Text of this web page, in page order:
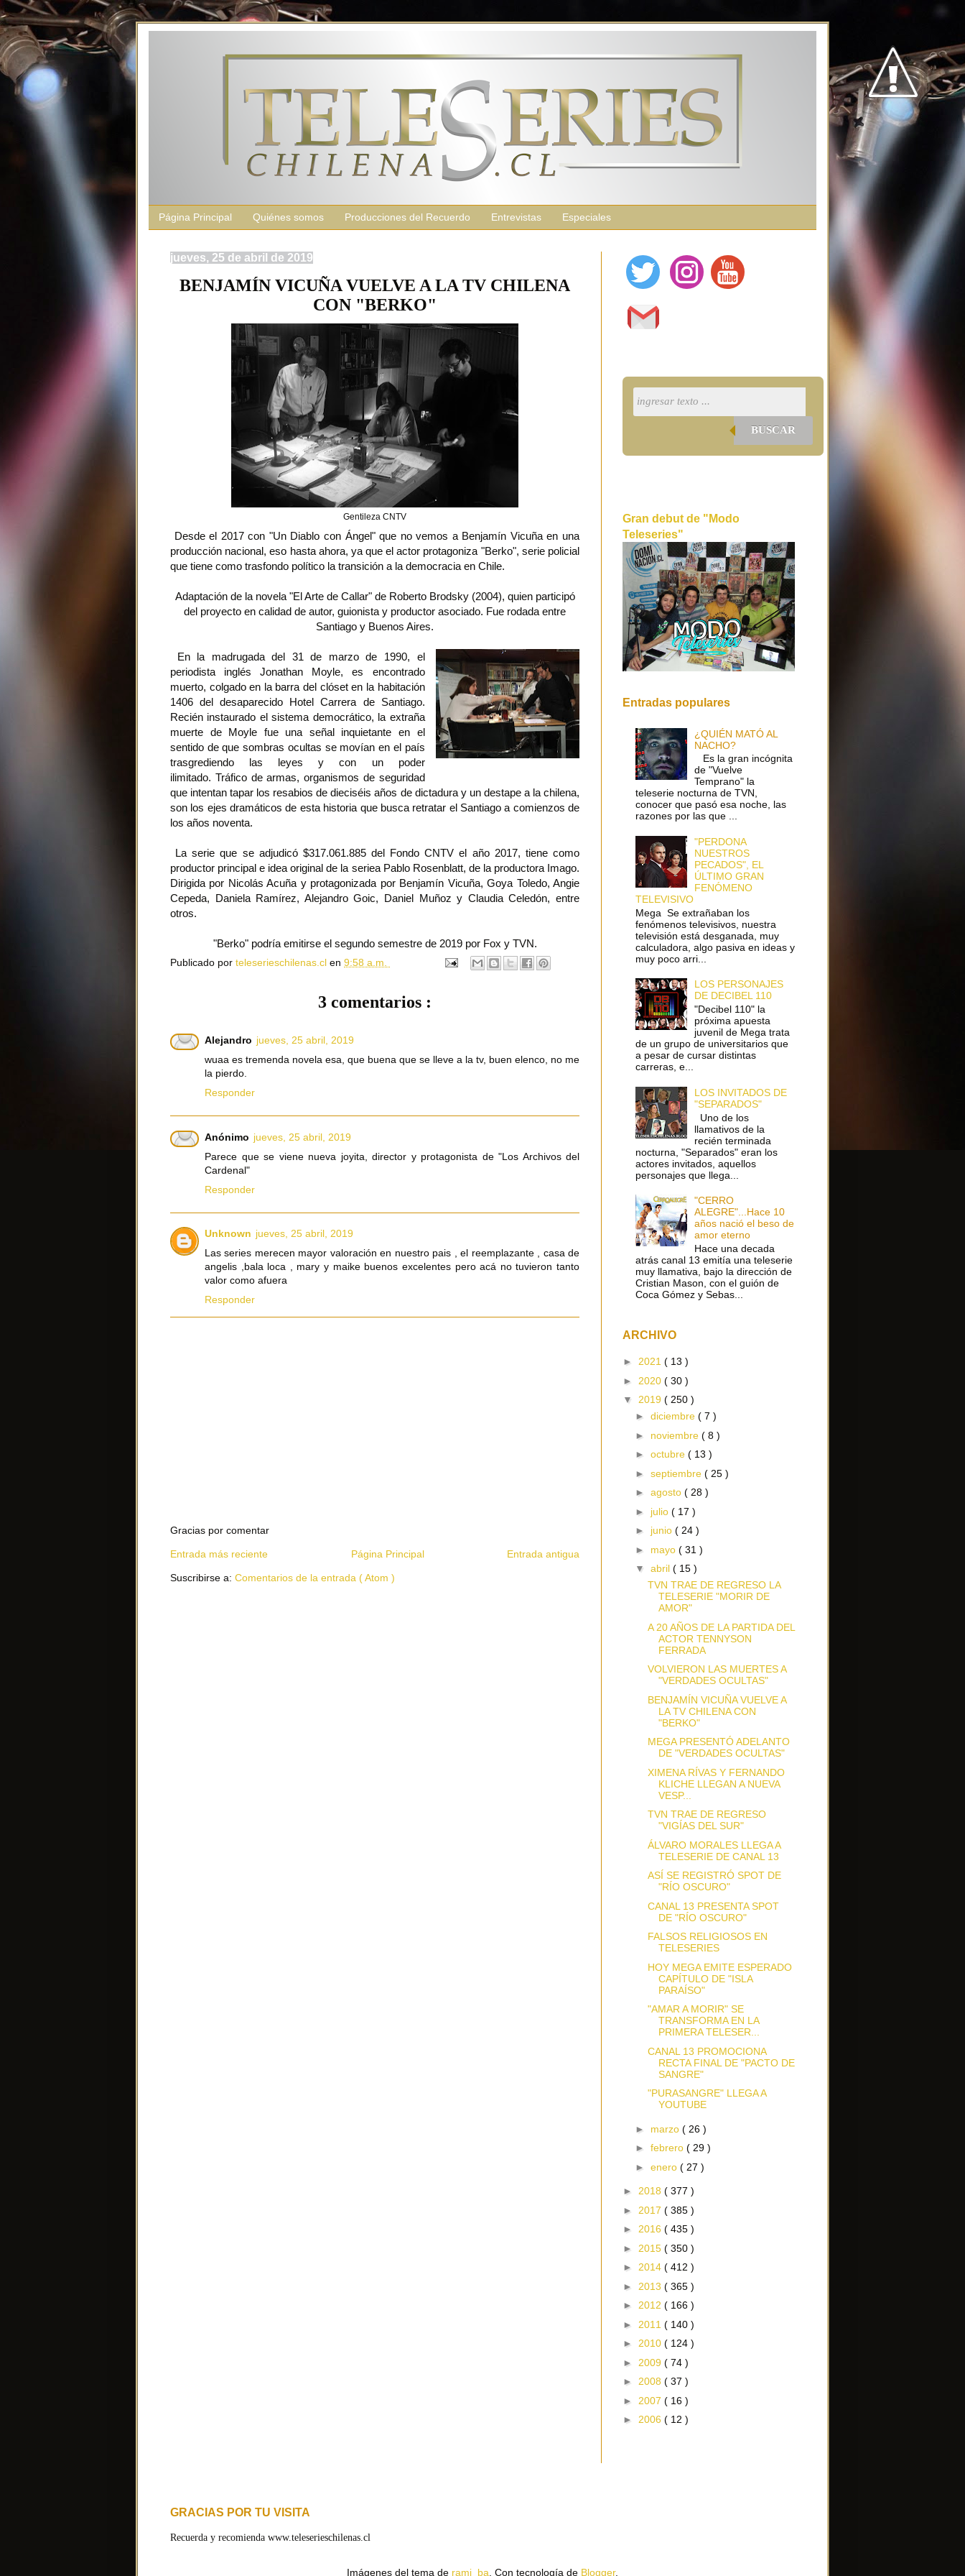
Página Principal Quiénes somos Producciones del Recuerdo Entrevistas Especiales
jueves, 25 de abril de 2019
BENJAMÍN VICUÑA VUELVE A LA TV CHILENA
CON "BERKO"
Gentileza CNTV
Desde el 2017 con "Un Diablo con Ángel" que no vemos a Benjamín Vicuña en una
producción nacional, eso hasta ahora, ya que el actor protagoniza "Berko", serie policial
que tiene como trasfondo político la transición a la democracia en Chile.
Adaptación de la novela "El Arte de Callar" de Roberto Brodsky (2004), quien participó
del proyecto en calidad de autor, guionista y productor asociado. Fue rodada entre
Santiago y Buenos Aires.
En la madrugada del 31 de marzo de 1990, el
periodista inglés Jonathan Moyle, es encontrado
muerto, colgado en la barra del clóset en la habitación
1406 del desaparecido Hotel Carrera de Santiago.
Recién instaurado el sistema democrático, la extraña
muerte de Moyle fue una señal inquietante en el
sentido de que sombras ocultas se movían en el país
trasgrediendo las leyes y con un poder
ilimitado. Tráfico de armas, organismos de seguridad
que intentan tapar los resabios de dieciséis años de dictadura y un destape a la chilena,
son los ejes dramáticos de esta historia que busca retratar el Santiago a comienzos de
los años noventa.
La serie que se adjudicó $317.061.885 del Fondo CNTV el año 2017, tiene como
productor principal e idea original de la seriea Pablo Rosenblatt, de la productora Imago.
Dirigida por Nicolás Acuña y protagonizada por Benjamín Vicuña, Goya Toledo, Angie
Cepeda, Daniela Ramírez, Alejandro Goic, Daniel Muñoz y Claudia Celedón, entre
otros.
"Berko" podría emitirse el segundo semestre de 2019 por Fox y TVN.
Publicado por teleserieschilenas.cl en 9:58 a.m.
3 comentarios :
Alejandro jueves, 25 abril, 2019
wuaa es tremenda novela esa, que buena que se lleve a la tv, buen elenco, no me
la pierdo.
Responder
Anónimo jueves, 25 abril, 2019
Parece que se viene nueva joyita, director y protagonista de "Los Archivos del
Cardenal"
Responder
Unknown jueves, 25 abril, 2019
Las series merecen mayor valoración en nuestro pais , el reemplazante , casa de
angelis ,bala loca , mary y maike buenos excelentes pero acá no tuvieron tanto
valor como afuera
Responder
Gracias por comentar
Entrada más reciente Entrada antigua
Página Principal
Suscribirse a: Comentarios de la entrada ( Atom )
BUSCAR
Gran debut de "Modo
Teleseries"
Entradas populares
¿QUIÉN MATÓ AL
NACHO?
Es la gran incógnita
de "Vuelve
Temprano" la
teleserie nocturna de TVN,
conocer que pasó esa noche, las
razones por las que ...
"PERDONA
NUESTROS
PECADOS", EL
ÚLTIMO GRAN
FENÓMENO
TELEVISIVO
Mega Se extrañaban los
fenómenos televisivos, nuestra
televisión está desganada, muy
calculadora, algo pasiva en ideas y
muy poco arri...
LOS PERSONAJES
DE DECIBEL 110
"Decibel 110" la
próxima apuesta
juvenil de Mega trata
de un grupo de universitarios que
a pesar de cursar distintas
carreras, e...
LOS INVITADOS DE
"SEPARADOS"
Uno de los
llamativos de la
recién terminada
nocturna, "Separados" eran los
actores invitados, aquellos
personajes que llega...
"CERRO
ALEGRE"...Hace 10
años nació el beso de
amor eterno
Hace una decada
atrás canal 13 emitía una teleserie
muy llamativa, bajo la dirección de
Cristian Mason, con el guión de
Coca Gómez y Sebas...
ARCHIVO
► 2021 ( 13 )
► 2020 ( 30 )
▼ 2019 ( 250 )
► diciembre ( 7 )
► noviembre ( 8 )
► octubre ( 13 )
► septiembre ( 25 )
► agosto ( 28 )
► julio ( 17 )
► junio ( 24 )
► mayo ( 31 )
▼ abril ( 15 )
TVN TRAE DE REGRESO LA
TELESERIE "MORIR DE
AMOR"
A 20 AÑOS DE LA PARTIDA DEL
ACTOR TENNYSON
FERRADA
VOLVIERON LAS MUERTES A
"VERDADES OCULTAS"
BENJAMÍN VICUÑA VUELVE A
LA TV CHILENA CON
"BERKO"
MEGA PRESENTÓ ADELANTO
DE "VERDADES OCULTAS"
XIMENA RÍVAS Y FERNANDO
KLICHE LLEGAN A NUEVA
VESP...
TVN TRAE DE REGRESO
"VIGÍAS DEL SUR"
ÁLVARO MORALES LLEGA A
TELESERIE DE CANAL 13
ASÍ SE REGISTRÓ SPOT DE
"RÍO OSCURO"
CANAL 13 PRESENTA SPOT
DE "RÍO OSCURO"
FALSOS RELIGIOSOS EN
TELESERIES
HOY MEGA EMITE ESPERADO
CAPÍTULO DE "ISLA
PARAÍSO"
"AMAR A MORIR" SE
TRANSFORMA EN LA
PRIMERA TELESER...
CANAL 13 PROMOCIONA
RECTA FINAL DE "PACTO DE
SANGRE"
"PURASANGRE" LLEGA A
YOUTUBE
► marzo ( 26 )
► febrero ( 29 )
► enero ( 27 )
► 2018 ( 377 )
► 2017 ( 385 )
► 2016 ( 435 )
► 2015 ( 350 )
► 2014 ( 412 )
► 2013 ( 365 )
► 2012 ( 166 )
► 2011 ( 140 )
► 2010 ( 124 )
► 2009 ( 74 )
► 2008 ( 37 )
► 2007 ( 16 )
► 2006 ( 12 )
GRACIAS POR TU VISITA
Recuerda y recomienda www.teleserieschilenas.cl
Imágenes del tema de rami_ba . Con tecnología de Blogger.